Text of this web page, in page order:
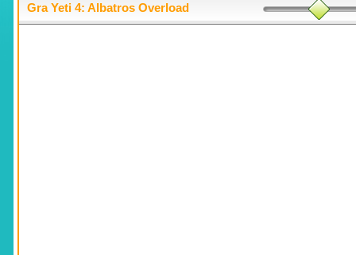
Gra Yeti 4: Albatros Overload